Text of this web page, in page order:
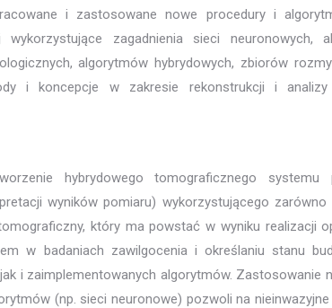
i zastosowane nowe procedury i
wykorzystujące zagadnienia sieci neuronowych,
algorytmów hybrydowych, zbiorów
i koncepcje w zakresie rekonstrukcji i
hybrydowego tomograficznego systemu
wyników pomiaru) wykorzystującego
który ma powstać w wyniku realizacji
w badaniach zawilgocenia i określaniu stanu
i zaimplementowanych algorytmów.
(np. sieci neuronowe) pozwoli na